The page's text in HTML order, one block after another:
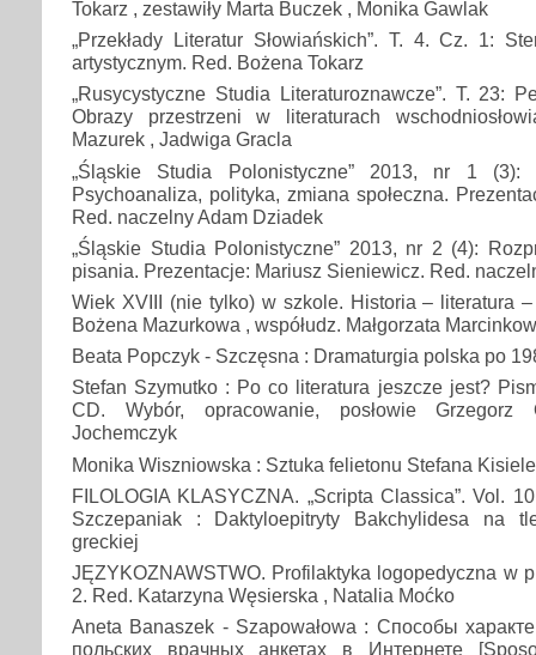
Tokarz , zestawiły Marta Buczek , Monika Gawlak
„Przekłady Literatur Słowiańskich”. T. 4. Cz. 1:
artystycznym. Red. Bożena Tokarz
„Rusycystyczne Studia Literaturoznawcze”. T. 23:
Obrazy przestrzeni w literaturach
Mazurek , Jadwiga Gracla
„Śląskie Studia Polonistyczne” 2013, nr 1 (3):
Psychoanaliza, polityka, zmiana społeczna.
Red. naczelny Adam Dziadek
„Śląskie Studia Polonistyczne” 2013, nr 2 (4):
pisania. Prezentacje: Mariusz Sieniewicz. Red.
Wiek XVIII (nie tylko) w szkole. Historia – literatura
Bożena Mazurkowa , współudz. Małgorzata
Beata Popczyk - Szczęsna : Dramaturgia polska po
Stefan Szymutko : Po co literatura jeszcze jest?
CD. Wybór, opracowanie, posłowie
Jochemczyk
Monika Wiszniowska : Sztuka felietonu Stefana
FILOLOGIA KLASYCZNA. „Scripta Classica”. Vol.
Szczepaniak : Daktyloepitryty Bakchylidesa na
greckiej
JĘZYKOZNAWSTWO. Profilaktyka logopedyczna w
2. Red. Katarzyna Węsierska , Natalia Moćko
Aneta Banaszek - Szapowałowa : Cпособы
польских врачных анкетах в Интернете